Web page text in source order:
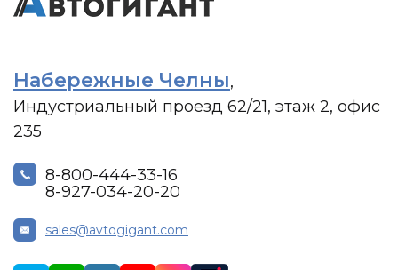
Набережные Челны,
Индустриальный проезд 62/21, этаж 2, офис
235
8-800-444-33-16
8-927-034-20-20
sales@avtogigant.com